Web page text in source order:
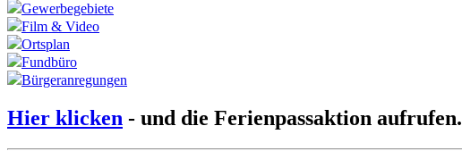
Gewerbegebiete
Film & Video
Ortsplan
Fundbüro
Bürgeranregungen
Hier klicken - und die Ferienpassaktion aufrufen.